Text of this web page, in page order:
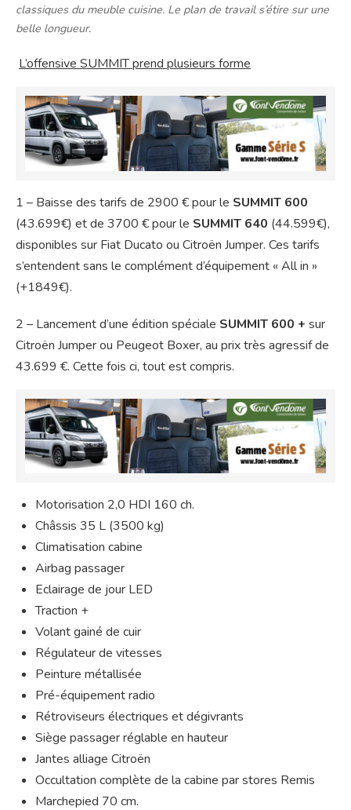
classiques du meuble cuisine. Le plan de travail s’étire sur une
belle longueur.
L’offensive SUMMIT prend plusieurs forme
1 – Baisse des tarifs de 2900 € pour le SUMMIT 600
(43.699€) et de 3700 € pour le SUMMIT 640 (44.599€),
disponibles sur Fiat Ducato ou Citroën Jumper. Ces tarifs
s’entendent sans le complément d’équipement « All in »
(+1849€).
2 – Lancement d’une édition spéciale SUMMIT 600 + sur
Citroën Jumper ou Peugeot Boxer, au prix très agressif de
43.699 €. Cette fois ci, tout est compris.
Motorisation 2,0 HDI 160 ch.
Châssis 35 L (3500 kg)
Climatisation cabine
Airbag passager
Eclairage de jour LED
Traction +
Volant gainé de cuir
Régulateur de vitesses
Peinture métallisée
Pré-équipement radio
Rétroviseurs électriques et dégivrants
Siège passager réglable en hauteur
Jantes alliage Citroën
Occultation complète de la cabine par stores Remis
Marchepied 70 cm.